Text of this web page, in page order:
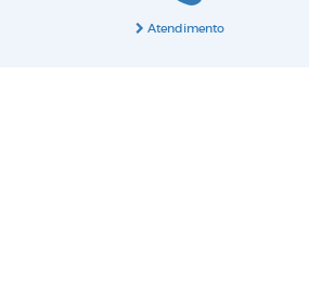
Atendimento